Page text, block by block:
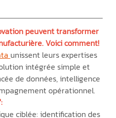
peuvent transformer
Voici comment!
unissent leurs expertises
intégrée simple et
de données, intelligence
opérationnel.
ciblée: identification des